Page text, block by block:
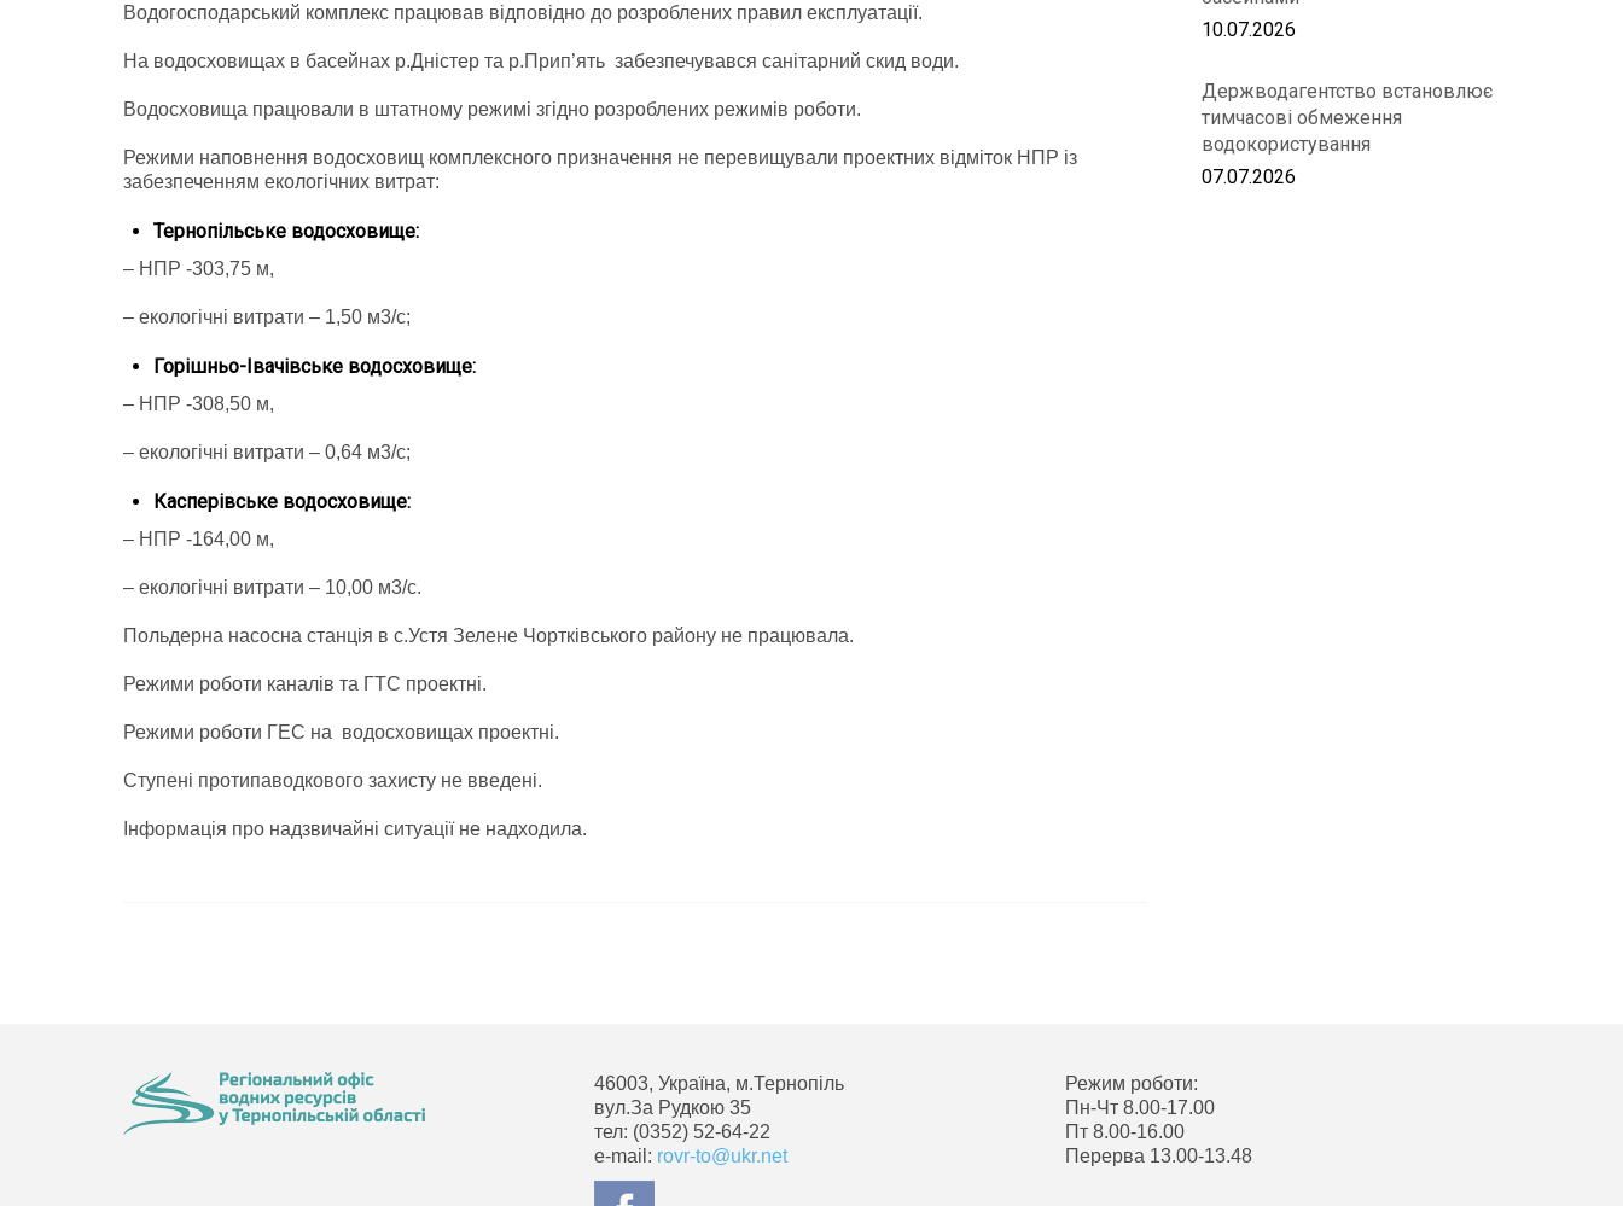
Водогосподарський комплекс працював відповідно до розроблених правил експлуатації.
На водосховищах в басейнах р.Дністер та р.Прип’ять забезпечувався санітарний скид води.
Водосховища працювали в штатному режимі згідно розроблених режимів роботи.
Режими наповнення водосховищ комплексного призначення не перевищували проектних відміток НПР із
забезпеченням екологічних витрат:
Тернопільське водосховище:
– НПР -303,75 м,
– екологічні витрати – 1,50 м3/с;
Горішньо-Івачівське водосховище:
– НПР -308,50 м,
– екологічні витрати – 0,64 м3/с;
Касперівське водосховище:
– НПР -164,00 м,
– екологічні витрати – 10,00 м3/с.
Польдерна насосна станція в с.Устя Зелене Чортківського району не працювала.
Режими роботи каналів та ГТС проектні.
Режими роботи ГЕС на водосховищах проектні.
Ступені протипаводкового захисту не введені.
Інформація про надзвичайні ситуації не надходила.
10.07.2026
Держводагентство встановлює
тимчасові обмеження
водокористування
07.07.2026
46003, Україна, м.Тернопіль
вул.За Рудкою 35
тел: (0352) 52-64-22
e-mail: rovr-to@ukr.net
Режим роботи:
Пн-Чт 8.00-17.00
Пт 8.00-16.00
Перерва 13.00-13.48